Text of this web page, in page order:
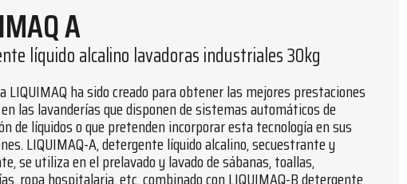
A
líquido alcalino lavadoras industriales 30kg
LIQUIMAQ ha sido creado para obtener las mejores prestaciones
las lavanderías que disponen de sistemas automáticos de
de líquidos o que pretenden incorporar esta tecnología en sus
LIQUIMAQ-A, detergente líquido alcalino, secuestrante y
se utiliza en el prelavado y lavado de sábanas, toallas,
ropa hospitalaria, etc. combinado con LIQUIMAQ-B detergente